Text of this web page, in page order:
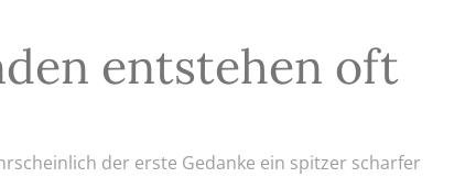
entstehen oft
der erste Gedanke ein spitzer scharfer